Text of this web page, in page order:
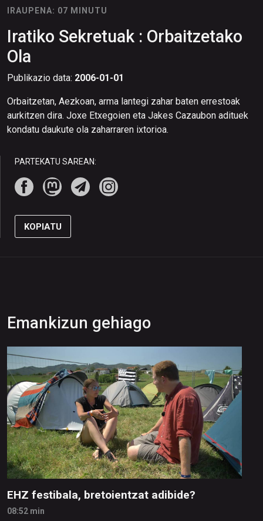
IRAUPENA: 07 MINUTU
Iratiko Sekretuak : Orbaitzetako
Ola
Publikazio data: 2006-01-01
Orbaitzetan, Aezkoan, arma lantegi zahar baten errestoak
aurkitzen dira. Joxe Etxegoien eta Jakes Cazaubon adituek
kondatu daukute ola zaharraren ixtorioa.
PARTEKATU SAREAN:
KOPIATU
Emankizun gehiago
EHZ festibala, bretoientzat adibide?
08:52 min